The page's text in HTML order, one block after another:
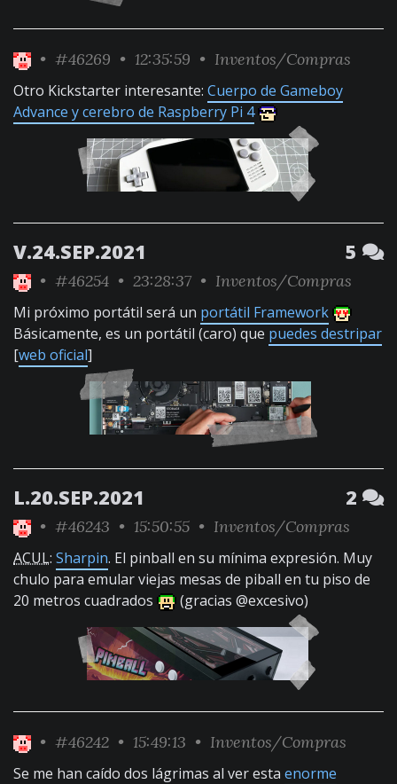
• #46269 • 12:35:59 • Inventos/Compras
Otro Kickstarter interesante: Cuerpo de Gameboy
Advance y cerebro de Raspberry Pi 4
V.24.SEP.2021 5
• #46254 • 23:28:37 • Inventos/Compras
Mi próximo portátil será un portátil Framework
Básicamente, es un portátil (caro) que puedes destripar
[web oficial]
L.20.SEP.2021 2
• #46243 • 15:50:55 • Inventos/Compras
ACUL: Sharpin. El pinball en su mínima expresión. Muy
chulo para emular viejas mesas de piball en tu piso de
20 metros cuadrados
(gracias @excesivo)
• #46242 • 15:49:13 • Inventos/Compras
Se me han caído dos lágrimas al ver esta enorme